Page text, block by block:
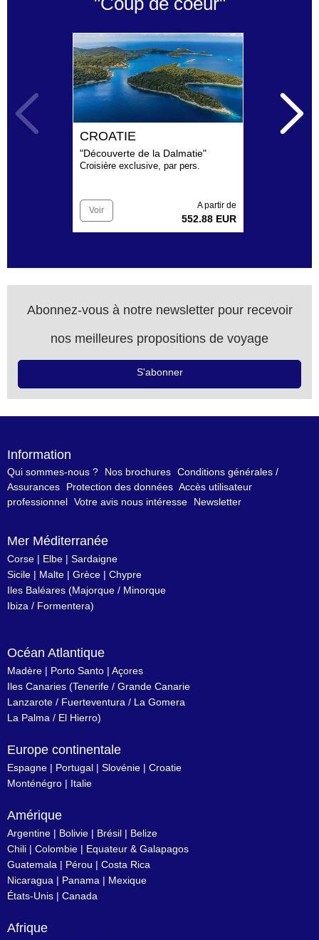
CROATIE
"Découverte de la Dalmatie"
Croisière exclusive, par pers.
Voir A partir de
552.88 EUR
Abonnez-vous à notre newsletter pour recevoir
nos meilleures propositions de voyage
S'abonner
Information
Qui sommes-nous ? Nos brochures Conditions générales /
Assurances
Protection des données Accès utilisateur
professionnel Votre avis nous intéresse Newsletter
Mer Méditerranée
Corse | Elbe | Sardaigne
Sicile | Malte | Grèce | Chypre
Iles Baléares (Majorque / Minorque
Ibiza / Formentera)
Océan Atlantique
Madère | Porto Santo | Açores
Iles Canaries (Tenerife / Grande Canarie
Lanzarote / Fuerteventura / La Gomera
La Palma / El Hierro)
Europe continentale
Espagne | Portugal | Slovénie | Croatie
Monténégro | Italie
Amérique
Argentine | Bolivie | Brésil | Belize
Chili | Colombie | Equateur & Galapagos
Guatemala | Pérou | Costa Rica
Nicaragua | Panama | Mexique
États-Unis | Canada
Afrique